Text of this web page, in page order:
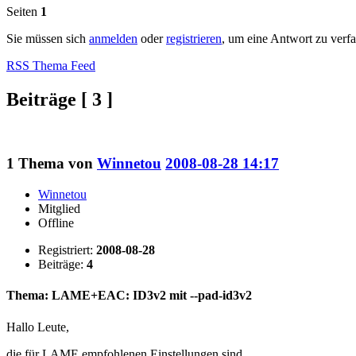
Seiten 1
Sie müssen sich anmelden oderregistrieren, um eine Antwort zu
RSS Thema Feed
Beiträge [ 3 ]
1 Thema von Winnetou 2008-08-28 14:17
Winnetou
Mitglied
Offline
Registriert: 2008-08-28
Beiträge: 4
Thema: LAME+EAC: ID3v2 mit --pad-id3v2
Hallo Leute,